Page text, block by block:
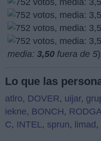
media: 3,50 fuera de 5)
Lo que las
atlro, DOVER, uijar,
iekne, BONCH,
C, INTEL, sprun, limad ,